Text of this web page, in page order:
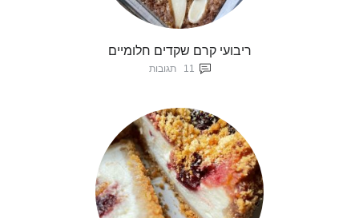
ריבועי קרם שקדים חלומיים
11 תגובות